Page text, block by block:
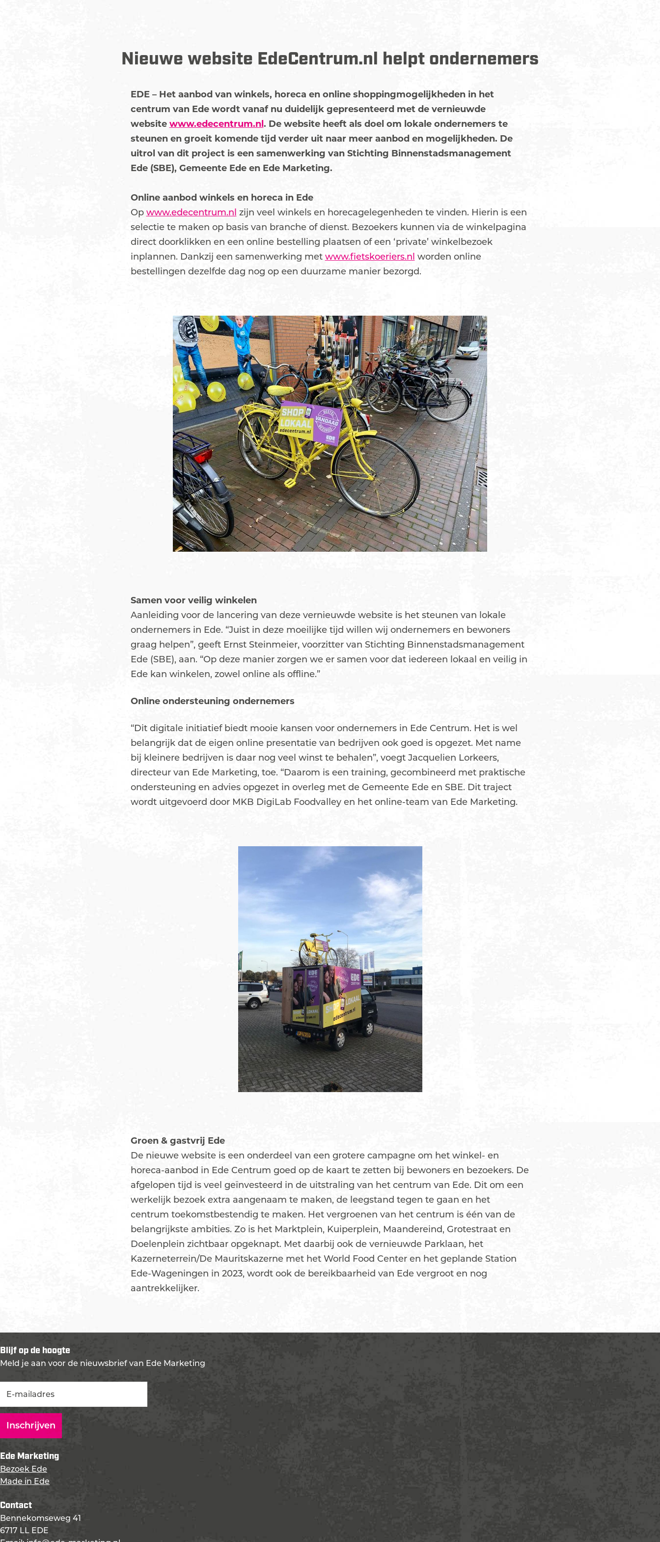
Nieuwe website EdeCentrum.nl helpt ondernemers
EDE – Het aanbod van winkels, horeca en online shoppingmogelijkheden in het
centrum van Ede wordt vanaf nu duidelijk gepresenteerd met de vernieuwde
website www.edecentrum.nl . De website heeft als doel om lokale ondernemers te
steunen en groeit komende tijd verder uit naar meer aanbod en mogelijkheden. De
uitrol van dit project is een samenwerking van Stichting Binnenstadsmanagement
Ede (SBE), Gemeente Ede en Ede Marketing.
Online aanbod winkels en horeca in Ede
Op www.edecentrum.nl zijn veel winkels en horecagelegenheden te vinden. Hierin is een
selectie te maken op basis van branche of dienst. Bezoekers kunnen via de winkelpagina
direct doorklikken en een online bestelling plaatsen of een ‘private’ winkelbezoek
inplannen. Dankzij een samenwerking met www.fietskoeriers.nl worden online
bestellingen dezelfde dag nog op een duurzame manier bezorgd.
Samen voor veilig winkelen
Aanleiding voor de lancering van deze vernieuwde website is het steunen van lokale
ondernemers in Ede. “Juist in deze moeilijke tijd willen wij ondernemers en bewoners
graag helpen”, geeft Ernst Steinmeier, voorzitter van Stichting Binnenstadsmanagement
Ede (SBE), aan. “Op deze manier zorgen we er samen voor dat iedereen lokaal en veilig in
Ede kan winkelen, zowel online als offline.”
Online ondersteuning ondernemers
“Dit digitale initiatief biedt mooie kansen voor ondernemers in Ede Centrum. Het is wel
belangrijk dat de eigen online presentatie van bedrijven ook goed is opgezet. Met name
bij kleinere bedrijven is daar nog veel winst te behalen”, voegt Jacquelien Lorkeers,
directeur van Ede Marketing, toe. “Daarom is een training, gecombineerd met praktische
ondersteuning en advies opgezet in overleg met de Gemeente Ede en SBE. Dit traject
wordt uitgevoerd door MKB DigiLab Foodvalley en het online-team van Ede Marketing.
Groen & gastvrij Ede
De nieuwe website is een onderdeel van een grotere campagne om het winkel- en
horeca-aanbod in Ede Centrum goed op de kaart te zetten bij bewoners en bezoekers. De
afgelopen tijd is veel geïnvesteerd in de uitstraling van het centrum van Ede. Dit om een
werkelijk bezoek extra aangenaam te maken, de leegstand tegen te gaan en het
centrum toekomstbestendig te maken. Het vergroenen van het centrum is één van de
belangrijkste ambities. Zo is het Marktplein, Kuiperplein, Maandereind, Grotestraat en
Doelenplein zichtbaar opgeknapt. Met daarbij ook de vernieuwde Parklaan, het
Kazerneterrein/De Mauritskazerne met het World Food Center en het geplande Station
Ede-Wageningen in 2023, wordt ook de bereikbaarheid van Ede vergroot en nog
aantrekkelijker.
Blijf op de hoogte
Meld je aan voor de nieuwsbrief van Ede Marketing
Ede Marketing
Bezoek Ede
Made in Ede
Contact
Bennekomseweg 41
6717 LL EDE